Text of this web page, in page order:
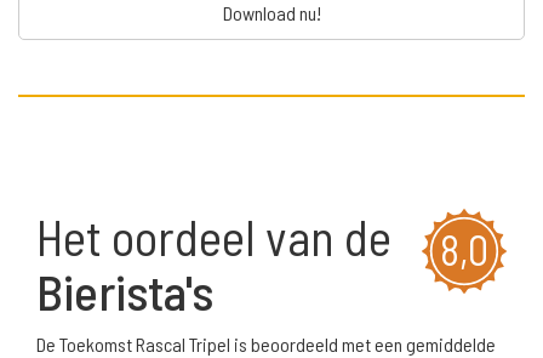
Download nu!
8,0
Het oordeel van de
Bierista's
De Toekomst Rascal Tripel is beoordeeld met een gemiddelde